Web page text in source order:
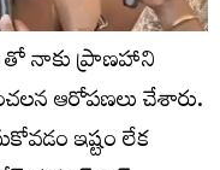
తో నాకు ప్రాణహాని
ఆరోపణలు చేశారు.
ఇష్టం లేక